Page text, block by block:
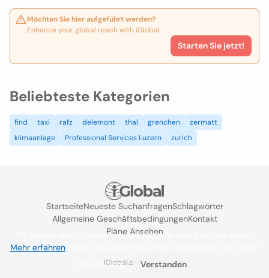
Möchten Sie hier aufgeführt werden?
Enhance your global reach with iGlobal.
Starten Sie jetzt!
Beliebteste Kategorien
find taxi rafz delemont thal grenchen
zermatt
klimaanlage
Professional Services Luzern zurich
StartseiteNeueste SuchanfragenSchlagwörter
Allgemeine GeschäftsbedingungenKontakt
Pläne Ansehen
iGlobal.co @ 2024
Wir verwenden Cookies, um das Nutzererlebnis zu verbessern
Mehr erfahren
Verwendung.
Verstanden